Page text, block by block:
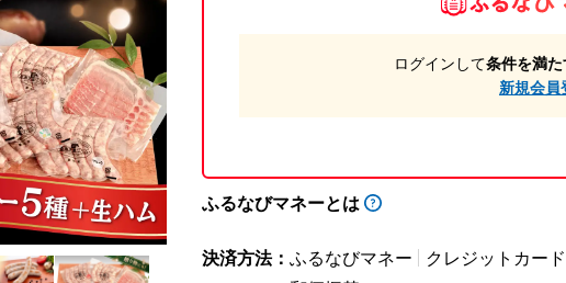
ログインして条件を満た
新規会員
ふるなびマネーとは
決済方法： ふるなびマネー クレジットカード